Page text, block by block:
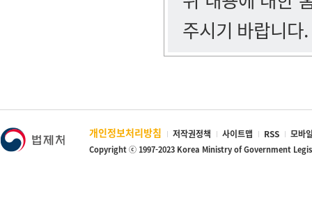
주시기 바랍니다.
개인정보처리방침 저작권정책 사이트맵 RSS 모바
Copyright ⓒ 1997-2023 Korea Ministry of Government